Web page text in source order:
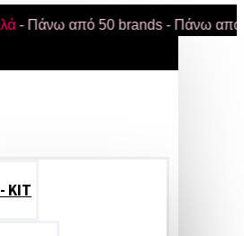
από 50 brands - Πάνω από 18.000
ΚΙΤ